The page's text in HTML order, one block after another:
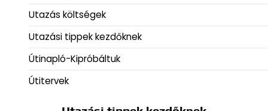
Utazás költségek
Utazási tippek kezdőknek
Útinapló-Kipróbáltuk
Útitervek